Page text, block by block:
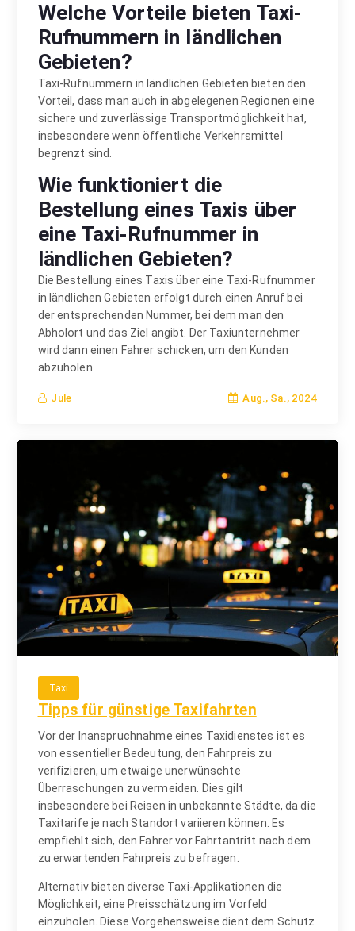
Welche Vorteile bieten Taxi-
Rufnummern in ländlichen
Gebieten?
Taxi-Rufnummern in ländlichen Gebieten bieten den
Vorteil, dass man auch in abgelegenen Regionen eine
sichere und zuverlässige Transportmöglichkeit hat,
insbesondere wenn öffentliche Verkehrsmittel
begrenzt sind.
Wie funktioniert die
Bestellung eines Taxis über
eine Taxi-Rufnummer in
ländlichen Gebieten?
Die Bestellung eines Taxis über eine Taxi-Rufnummer
in ländlichen Gebieten erfolgt durch einen Anruf bei
der entsprechenden Nummer, bei dem man den
Abholort und das Ziel angibt. Der Taxiunternehmer
wird dann einen Fahrer schicken, um den Kunden
abzuholen.
Jule Aug., Sa., 2024
Taxi
Tipps für günstige Taxifahrten
Vor der Inanspruchnahme eines Taxidienstes ist es
von essentieller Bedeutung, den Fahrpreis zu
verifizieren, um etwaige unerwünschte
Überraschungen zu vermeiden. Dies gilt
insbesondere bei Reisen in unbekannte Städte, da die
Taxitarife je nach Standort variieren können. Es
empfiehlt sich, den Fahrer vor Fahrtantritt nach dem
zu erwartenden Fahrpreis zu befragen.
Alternativ bieten diverse Taxi-Applikationen die
Möglichkeit, eine Preisschätzung im Vorfeld
einzuholen. Diese Vorgehensweise dient dem Schutz